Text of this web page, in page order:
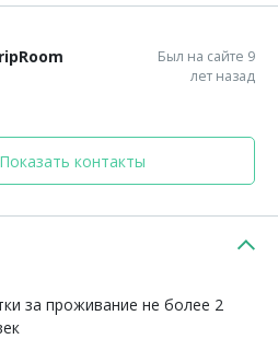
Был на сайте 9
лет назад
Показать контакты
за проживание не более 2